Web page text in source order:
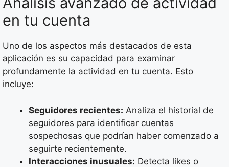
en tu cuenta
Uno de los aspectos más destacados de esta
aplicación es su capacidad para examinar
profundamente la actividad en tu cuenta. Esto
incluye:
Seguidores recientes: Analiza el historial de
seguidores para identificar cuentas
sospechosas que podrían haber comenzado a
seguirte recientemente.
Interacciones inusuales: Detecta likes o